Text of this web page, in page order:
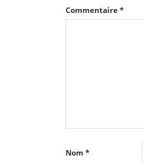
Commentaire *
Nom *